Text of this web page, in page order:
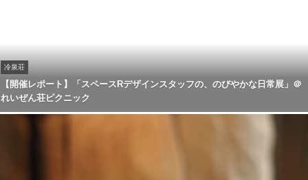
冷泉荘
【開催レポート】「スペースRデザインスタッフの、のびやかな日常展」＠
れいぜん荘ピクニック